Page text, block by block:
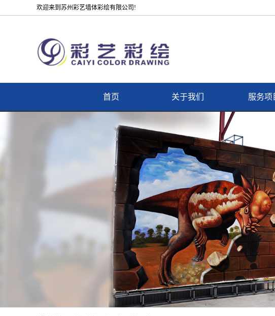
欢迎来到苏州彩艺墙体彩绘有限公司!
首页 关于我们 服务项